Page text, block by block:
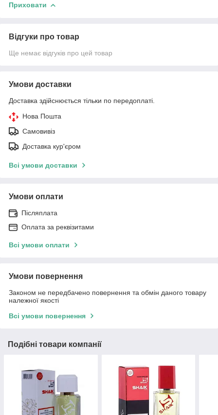
Приховати
Відгуки про товар
Ще немає відгуків про цей товар
Умови доставки
Доставка здійснюється тільки по передоплаті.
Нова Пошта
Самовивіз
Доставка кур'єром
Всі умови доставки
Умови оплати
Післяплата
Оплата за реквізитами
Всі умови оплати
Умови повернення
Законом не передбачено повернення та обмін даного товару
належної якості
Всі умови повернення
Подібні товари компанії